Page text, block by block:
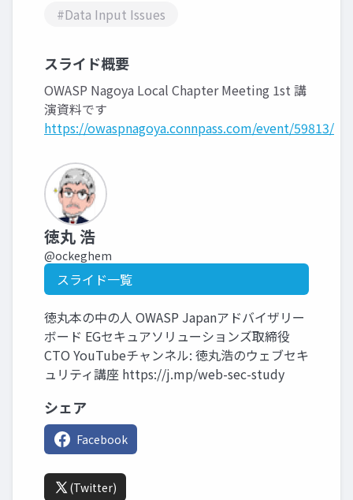
#Data Input Issues
スライド概要
OWASP Nagoya Local Chapter Meeting 1st 講
演資料です
https://owaspnagoya.connpass.com/event/59813/
徳丸 浩
@ockeghem
スライド一覧
徳丸本の中の人 OWASP Japanアドバイザリー
ボード EGセキュアソリューションズ取締役
CTO YouTubeチャンネル: 徳丸浩のウェブセキ
ュリティ講座 https://j.mp/web-sec-study
シェア
Facebook
(Twitter)